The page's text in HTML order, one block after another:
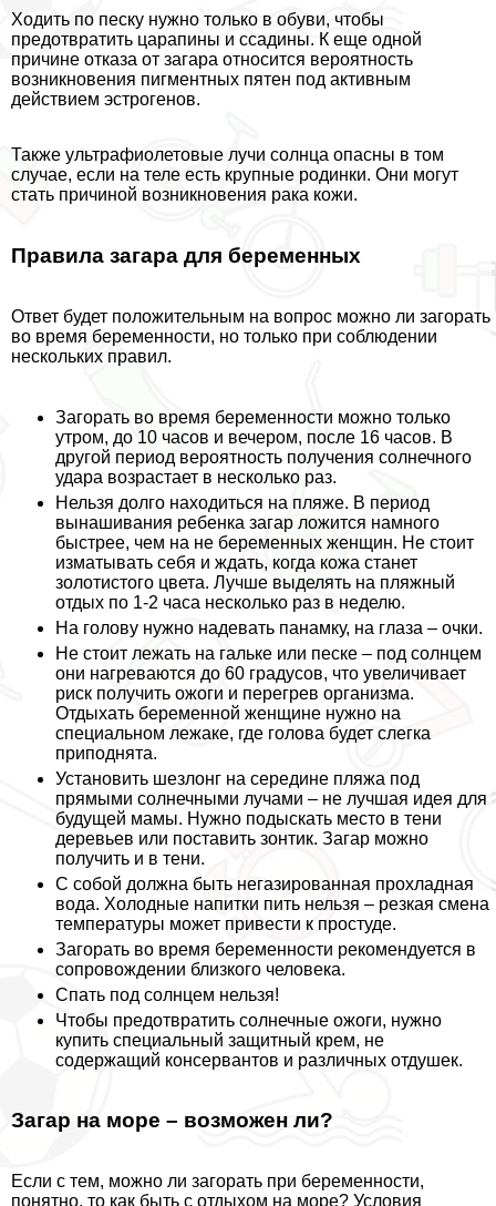
Ходить по песку нужно только в обуви, чтобы
предотвратить царапины и ссадины. К еще одной
причине отказа от загара относится вероятность
возникновения пигментных пятен под активным
действием эстрогенов.
Также ультрафиолетовые лучи солнца опасны в том
случае, если на теле есть крупные родинки. Они могут
стать причиной возникновения paка кожи.
Правила загара для беременных
Ответ будет положительным на вопрос можно ли загорать
во время беременности, но только при соблюдении
нескольких правил.
Загорать во время беременности можно только
утром, до 10 часов и вечером, после 16 часов. В
другой период вероятность получения солнечного
удара возрастает в несколько раз.
Нельзя долго находиться на пляже. В период
вынашивания ребенка загар ложится намного
быстрее, чем на не беременных женщин. Не стоит
изматывать себя и ждать, когда кожа станет
золотистого цвета. Лучше выделять на пляжный
отдых по 1-2 часа несколько раз в неделю.
На голову нужно надевать панамку, на глаза – очки.
Не стоит лежать на гальке или песке – под солнцем
они нагреваются до 60 градусов, что увеличивает
риск получить ожоги и перегрев организма.
Отдыхать беременной женщине нужно на
специальном лежаке, где голова будет слегка
приподнята.
Установить шезлонг на середине пляжа под
прямыми солнечными лучами – не лучшая идея для
будущей мамы. Нужно подыскать место в тени
деревьев или поставить зонтик. Загар можно
получить и в тени.
С собой должна быть негазированная прохладная
вода. Холодные напитки пить нельзя – резкая смена
температуры может привести к простуде.
Загорать во время беременности рекомендуется в
сопровождении близкого человека.
Спать под солнцем нельзя!
Чтобы предотвратить солнечные ожоги, нужно
купить специальный защитный крем, не
содержащий консервантов и различных отдушек.
Загар на море – возможен ли?
Если с тем, можно ли загорать при беременности,
понятно, то как быть с отдыхом на море? Условия